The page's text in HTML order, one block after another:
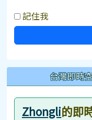
記住我
台灣即時
Zhongli的即